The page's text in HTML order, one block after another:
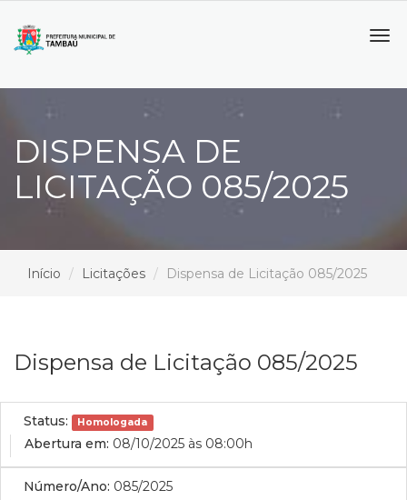
DISPENSA DE
LICITAÇÃO 085/2025
Início Licitações Dispensa de Licitação 085/2025
Dispensa de Licitação 085/2025
Status: Homologada
Abertura em: 08/10/2025 às 08:00h
Número/Ano: 085/2025